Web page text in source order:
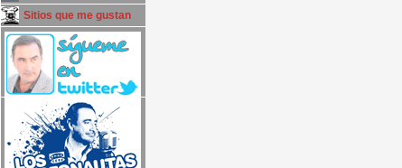
Sitios que me gustan